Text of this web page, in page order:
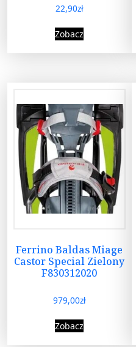
22,90zł
Zobacz
Ferrino Baldas Miage
Castor Special Zielony
F830312020
979,00zł
Zobacz